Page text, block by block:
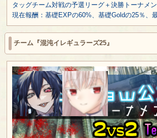
タッグチーム対戦の予選リーグ＋決勝トーナメ
現在報酬：基礎EXPの60%、基礎Goldの25％、
チーム『混沌イレギュラーズ25』